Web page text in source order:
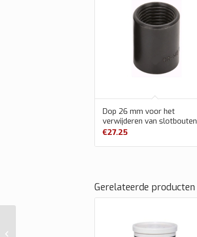
Dop 26 mm voor het
verwijderen van slotbouten
€27.25
Gerelateerde producten